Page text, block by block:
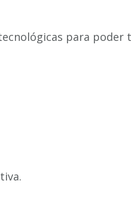
para poder